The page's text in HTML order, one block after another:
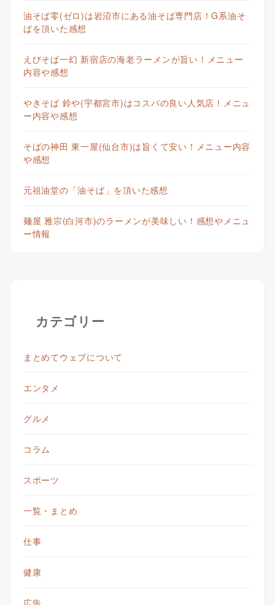
油そば零(ゼロ)は岩沼市にある油そば専門店！G系油そ
ばを頂いた感想
えびそば一幻 新宿店の海老ラーメンが旨い！メニュー
内容や感想
やきそば 鈴や(宇都宮市)はコスパの良い人気店！メニュ
ー内容や感想
そばの神田 東一屋(仙台市)は旨くて安い！メニュー内容
や感想
元祖油堂の「油そば」を頂いた感想
麺屋 雅宗(白河市)のラーメンが美味しい！感想やメニュ
ー情報
カテゴリー
まとめてウェブについて
エンタメ
グルメ
コラム
スポーツ
一覧・まとめ
仕事
健康
広告